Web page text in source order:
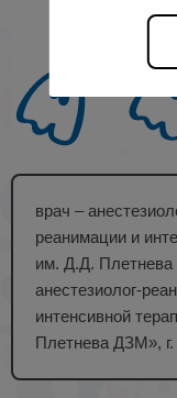
врач –
реанимации и
им. Д.Д. Плетнева
анестезиолог-
интенсивной
Плетнева ДЗМ»,